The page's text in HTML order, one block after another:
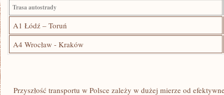
Trasa autostrady
A1 Łódź – Toruń
A4⁢ Wrocław ⁤- Kraków
⁣Przyszłość transportu ‍w ⁣Polsce ⁢zależy w‍ dużej mierze od